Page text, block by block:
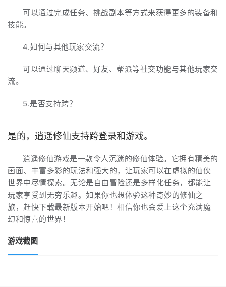
可以通过完成任务、挑战副本等方式来获得更多的装备和
技能。
4.如何与其他玩家交流？
可以通过聊天频道、好友、帮派等社交功能与其他玩家交
流。
5.是否支持跨？
是的，逍遥修仙支持跨登录和游戏。
逍遥修仙游戏是一款令人沉迷的修仙体验。它拥有精美的
画面、丰富多彩的玩法和强大的，让玩家可以在虚拟的仙侠
世界中尽情探索。无论是自由冒险还是多样化任务，都能让
玩家享受到无穷乐趣。如果你也想体验这种奇妙的修仙之
旅，赶快下载最新版本开始吧！相信你也会爱上这个充满魔
幻和惊喜的世界！
游戏截图